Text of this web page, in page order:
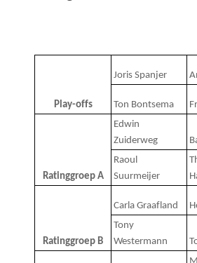
Play-offs
Joris Spanjer
Ton Bontsema
Ratinggroep A
Edwin
Zuiderweg
Raoul
Suurmeijer
Ratinggroep B
Carla Graafland
Tony
Westermann